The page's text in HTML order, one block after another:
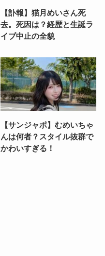
【訃報】猫月めいさん死
去。死因は？経歴と生誕ラ
イブ中止の全貌
【サンジャポ】むめいちゃ
んは何者？スタイル抜群で
かわいすぎる！